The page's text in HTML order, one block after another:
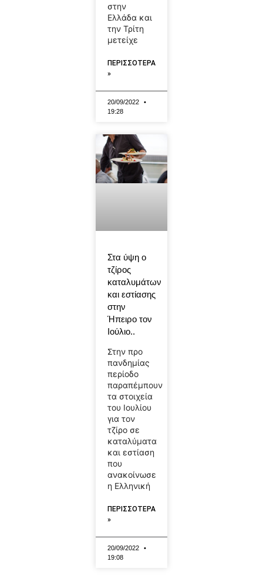
στην
Ελλάδα και
την Τρίτη
μετείχε
ΠΕΡΙΣΣΟΤΕΡΑ
»
20/09/2022
19:28
Στα ύψη ο
τζίρος
καταλυμάτων
και εστίασης
στην
Ήπειρο τον
Ιούλιο..
Στην προ
πανδημίας
περίοδο
παραπέμπουν
τα στοιχεία
του Ιουλίου
για τον
τζίρο σε
καταλύματα
και εστίαση
που
ανακοίνωσε
η Ελληνική
ΠΕΡΙΣΣΟΤΕΡΑ
»
20/09/2022
19:08